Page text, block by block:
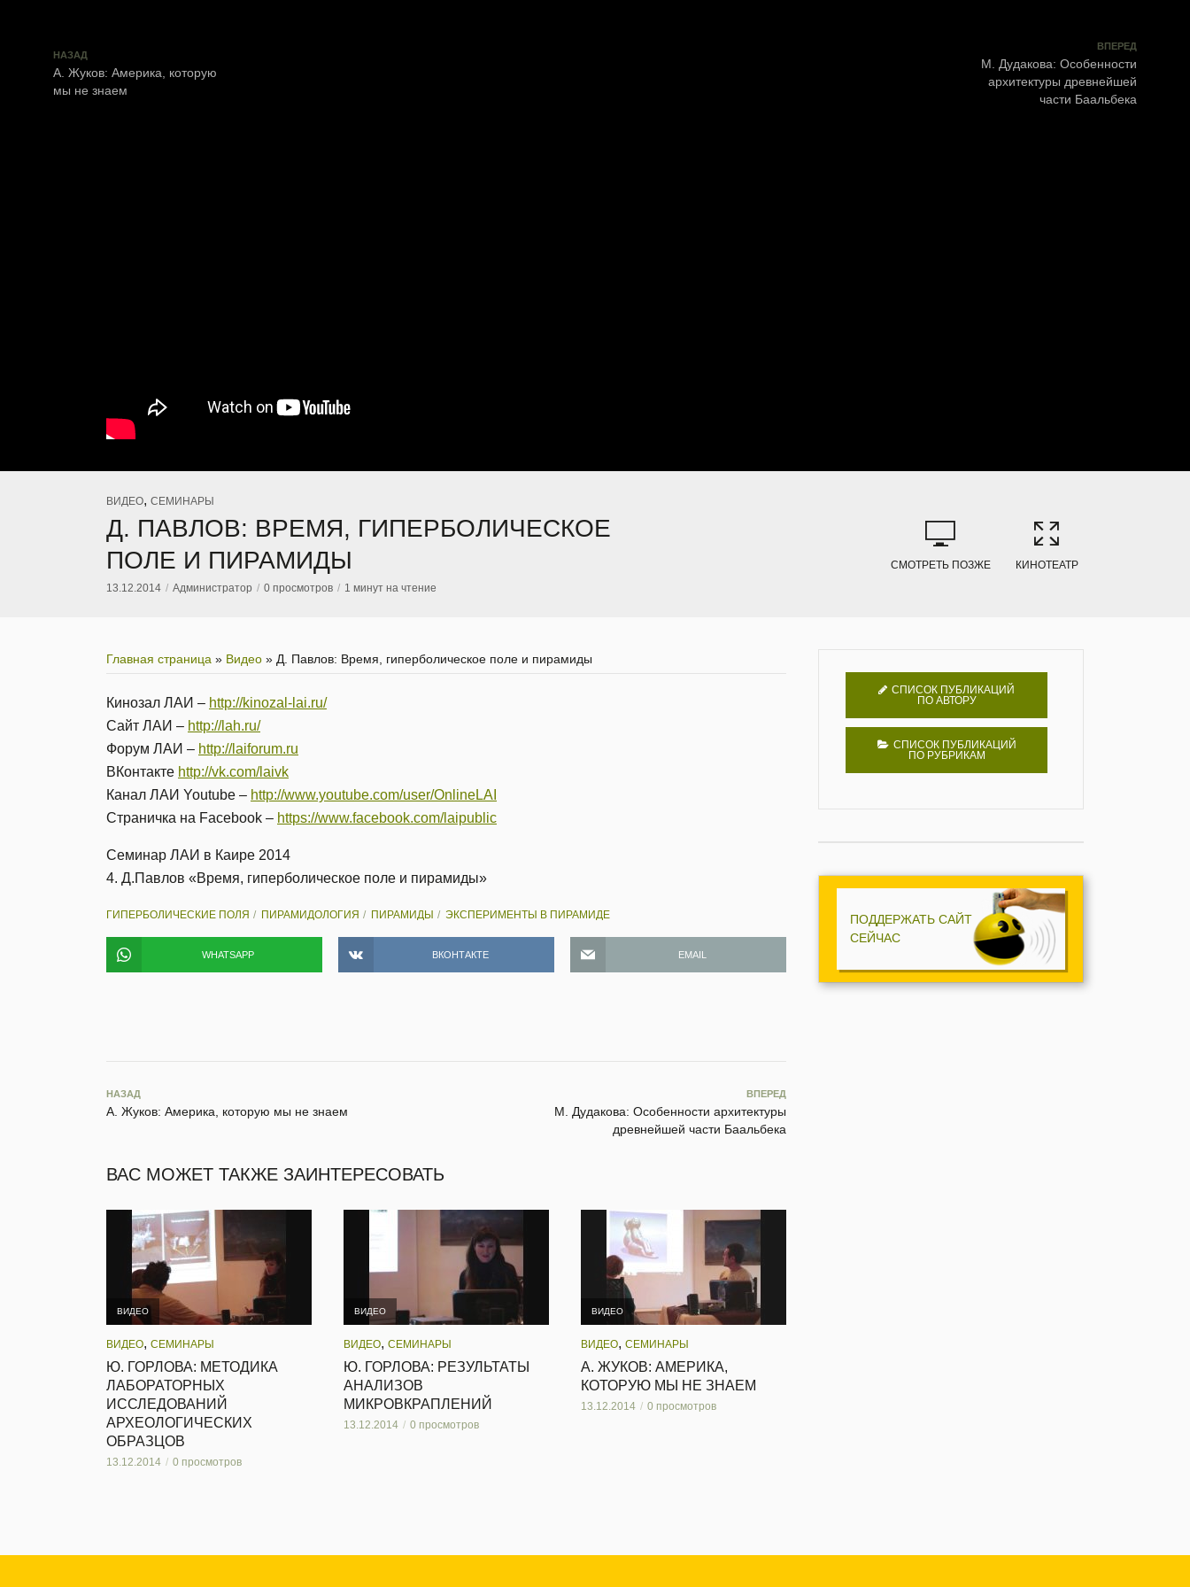
НАЗАД
А. Жуков: Америка, которую
мы не знаем
ВПЕРЕД
М. Дудакова: Особенности
архитектуры древнейшей
части Баальбека
ВИДЕО, СЕМИНАРЫ
Д. ПАВЛОВ: ВРЕМЯ, ГИПЕРБОЛИЧЕСКОЕ
ПОЛЕ И ПИРАМИДЫ
13.12.2014 Администратор 0 просмотров 1 минут на чтение
СМОТРЕТЬ ПОЗЖЕ КИНОТЕАТР
Главная страница » Видео » Д. Павлов: Время, гиперболическое поле и пирамиды
Кинозал ЛАИ – http://kinozal-lai.ru/
Сайт ЛАИ – http://lah.ru/
Форум ЛАИ – http://laiforum.ru
ВКонтакте http://vk.com/laivk
Канал ЛАИ Youtube – http://www.youtube.com/user/OnlineLAI
Страничка на Facebook – https://www.facebook.com/laipublic
Семинар ЛАИ в Каире 2014
4. Д.Павлов «Время, гиперболическое поле и пирамиды»
ГИПЕРБОЛИЧЕСКИЕ ПОЛЯ ПИРАМИДОЛОГИЯ ПИРАМИДЫ ЭКСПЕРИМЕНТЫ В ПИРАМИДЕ
WHATSAPP ВКОНТАКТЕ EMAIL
НАЗАД
А. Жуков: Америка, которую мы не знаем
ВПЕРЕД
М. Дудакова: Особенности архитектуры
древнейшей части Баальбека
ВАС МОЖЕТ ТАКЖЕ ЗАИНТЕРЕСОВАТЬ
ВИДЕО
ВИДЕО, СЕМИНАРЫ
Ю. ГОРЛОВА: МЕТОДИКА
ЛАБОРАТОРНЫХ
ИССЛЕДОВАНИЙ
АРХЕОЛОГИЧЕСКИХ
ОБРАЗЦОВ
13.12.2014 0 просмотров
ВИДЕО
ВИДЕО, СЕМИНАРЫ
Ю. ГОРЛОВА: РЕЗУЛЬТАТЫ
АНАЛИЗОВ
МИКРОВКРАПЛЕНИЙ
13.12.2014 0 просмотров
ВИДЕО
ВИДЕО, СЕМИНАРЫ
А. ЖУКОВ: АМЕРИКА,
КОТОРУЮ МЫ НЕ ЗНАЕМ
13.12.2014 0 просмотров
СПИСОК ПУБЛИКАЦИЙ
ПО АВТОРУ
СПИСОК ПУБЛИКАЦИЙ
ПО РУБРИКАМ
ПОДДЕРЖАТЬ САЙТ
СЕЙЧАС